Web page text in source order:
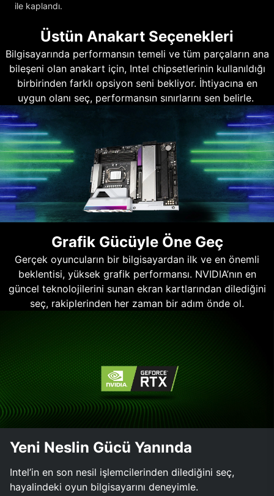
ile kaplandı.
Üstün Anakart Seçenekleri
Bilgisayarında performansın temeli ve tüm parçaların ana
bileşeni olan anakart için, Intel chipsetlerinin kullanıldığı
birbirinden farklı opsiyon seni bekliyor. İhtiyacına en
uygun olanı seç, performansın sınırlarını sen belirle.
Grafik Gücüyle Öne Geç
Gerçek oyuncuların bir bilgisayardan ilk ve en önemli
beklentisi, yüksek grafik performansı. NVIDIA’nın en
güncel teknolojilerini sunan ekran kartlarından dilediğini
seç, rakiplerinden her zaman bir adım önde ol.
Yeni Neslin Gücü Yanında
Intel’in en son nesil işlemcilerinden dilediğini seç,
hayalindeki oyun bilgisayarını deneyimle.